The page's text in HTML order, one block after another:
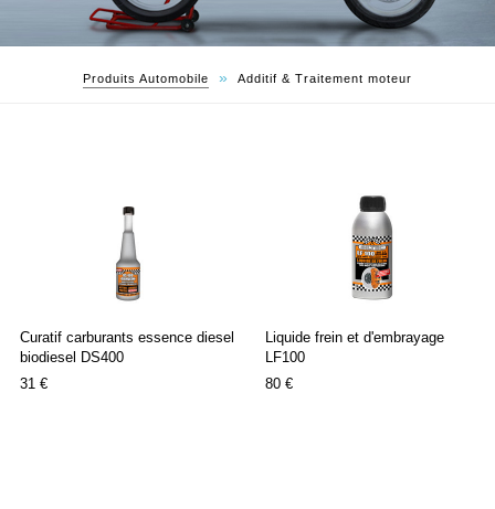
Produits Automobile » Additif & Traitement moteur
Curatif carburants essence diesel
biodiesel DS400
31 €
Liquide frein et d'embrayage
LF100
80 €